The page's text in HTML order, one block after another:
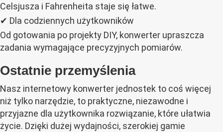
Celsjusza i Fahrenheita staje się łatwe.
✔ Dla codziennych użytkowników
Od gotowania po projekty DIY, konwerter upraszcza
zadania wymagające precyzyjnych pomiarów.
Ostatnie przemyślenia
Nasz internetowy konwerter jednostek to coś więcej
niż tylko narzędzie, to praktyczne, niezawodne i
przyjazne dla użytkownika rozwiązanie, które ułatwia
życie. Dzięki dużej wydajności, szerokiej gamie